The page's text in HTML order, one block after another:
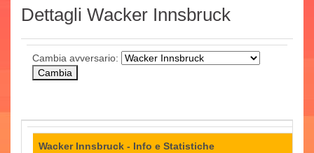
Dettagli Wacker Innsbruck
Cambia avversario:
Wacker Innsbruck - Info e Statistiche